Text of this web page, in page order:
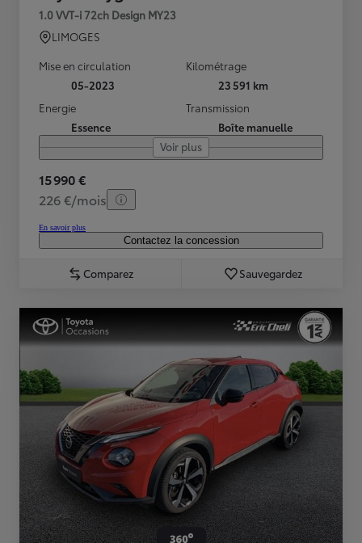
1.0 VVT-i 72ch Design MY23
LIMOGES
Mise en circulation
05-2023
Kilométrage
23 591 km
Energie
Essence
Transmission
Boîte manuelle
Voir plus
15 990 €
226 €/mois
En savoir plus
Contactez la concession
Comparez Sauvegardez